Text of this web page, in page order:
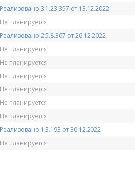
Реализовано 3.1.23.357 от 13.12.2022
Не планируется
Реализовано 2.5.8.367 от 26.12.2022
Не планируется
Не планируется
Не планируется
Не планируется
Не планируется
Не планируется
Реализовано 1.3.193 от 30.12.2022
Не планируется